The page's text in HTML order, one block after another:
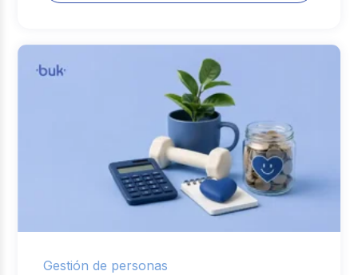
Gestión de personas